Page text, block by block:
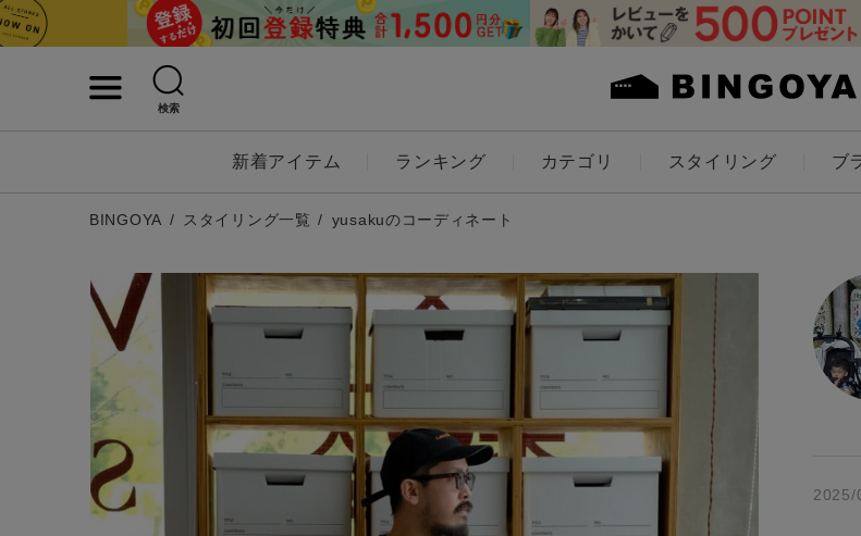
検索
新着アイテム ランキング カテゴリ スタイリング ブ
アイテムを探す
キーワード
性別
MENS LADIES KIDS
カテゴリ
商品タイプ
BINGOYA スタイリング一覧 yusakuのコーディネート
2025/